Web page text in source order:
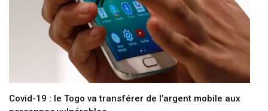
Covid-19 : le Togo va transférer de l’argent mobile aux